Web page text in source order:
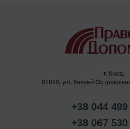
г. Киев,
01010, ул. Князей
+38 044
+38 067